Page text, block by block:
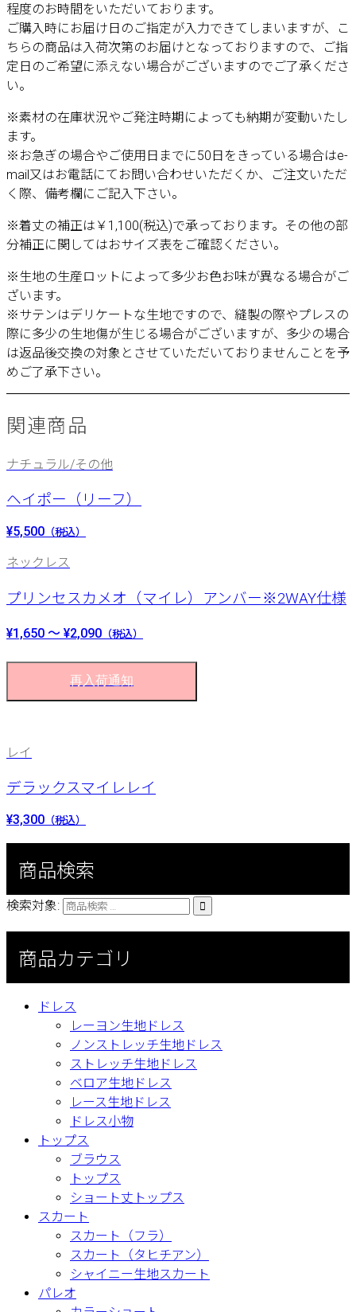
程度のお時間をいただいております。
ご購入時にお届け日のご指定が入力できてしまいますが、こ
ちらの商品は入荷次第のお届けとなっておりますので、ご指
定日のご希望に添えない場合がございますのでご了承くださ
い。
※素材の在庫状況やご発注時期によっても納期が変動いたし
ます。
※お急ぎの場合やご使用日までに50日をきっている場合はe-
mail又はお電話にてお問い合わせいただくか、ご注文いただ
く際、備考欄にご記入下さい。
※着丈の補正は￥1,100(税込)で承っております。その他の部
分補正に関してはおサイズ表をご確認ください。
※生地の生産ロットによって多少お色お味が異なる場合がご
ざいます。
※サテンはデリケートな生地ですので、縫製の際やプレスの
際に多少の生地傷が生じる場合がございますが、多少の場合
は返品後交換の対象とさせていただいておりませんことを予
めご了承下さい。
関連商品
ナチュラル/その他
ヘイポー（リーフ）
¥5,500 （税込）
ネックレス
プリンセスカメオ（マイレ）アンバー※2WAY仕様
¥1,650 ～ ¥2,090 （税込）
再入荷通知
レイ
デラックスマイレレイ
¥3,300 （税込）
商品検索
検索対象: 
商品カテゴリ
ドレス
レーヨン生地ドレス
ノンストレッチ生地ドレス
ストレッチ生地ドレス
ベロア生地ドレス
レース生地ドレス
ドレス小物
トップス
ブラウス
トップス
ショート丈トップス
スカート
スカート（フラ）
スカート（タヒチアン）
シャイニー生地スカート
パレオ